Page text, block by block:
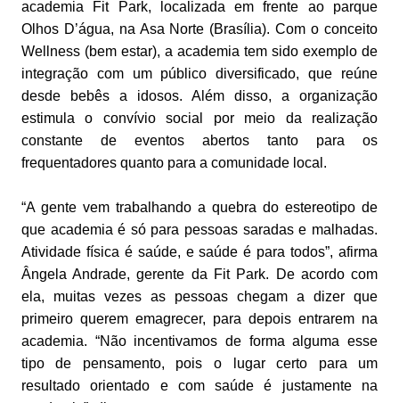
academia Fit Park, localizada em frente ao parque
Olhos D’água, na Asa Norte (Brasília). Com o conceito
Wellness (bem estar), a academia tem sido exemplo de
integração com um público diversificado, que reúne
desde bebês a idosos. Além disso, a organização
estimula o convívio social por meio da realização
constante de eventos abertos tanto para os
frequentadores quanto para a comunidade local.
“A gente vem trabalhando a quebra do estereotipo de
que academia é só para pessoas saradas e malhadas.
Atividade física é saúde, e saúde é para todos”, afirma
Ângela Andrade, gerente da Fit Park. De acordo com
ela, muitas vezes as pessoas chegam a dizer que
primeiro querem emagrecer, para depois entrarem na
academia. “Não incentivamos de forma alguma esse
tipo de pensamento, pois o lugar certo para um
resultado orientado e com saúde é justamente na